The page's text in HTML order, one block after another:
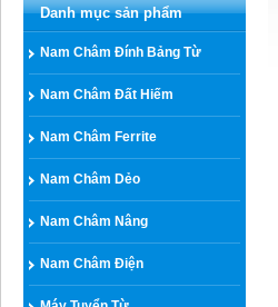
Danh mục sản phẩm
Nam Châm Đính Bảng Từ
Nam Châm Đất Hiếm
Nam Châm Ferrite
Nam Châm Dẻo
Nam Châm Nâng
Nam Châm Điện